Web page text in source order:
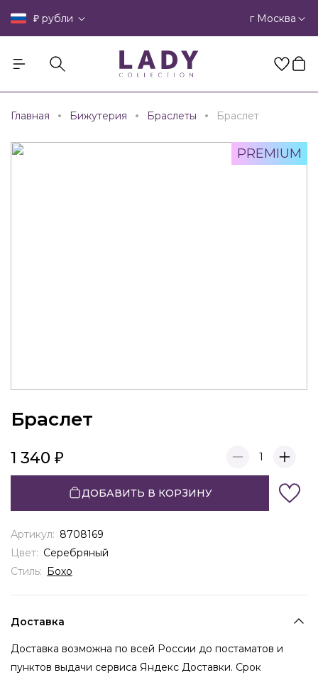
₽ рубли г Москва
Главная Бижутерия Браслеты Браслет
PREMIUM
Браслет
1 340 1
ДОБАВИТЬ В КОРЗИНУ
Артикул: 8708169
Цвет: Серебряный
Стиль: Бохо
Доставка
Доставка возможна по всей России до постаматов и
пунктов выдачи сервиса Яндекс Доставки. Срок